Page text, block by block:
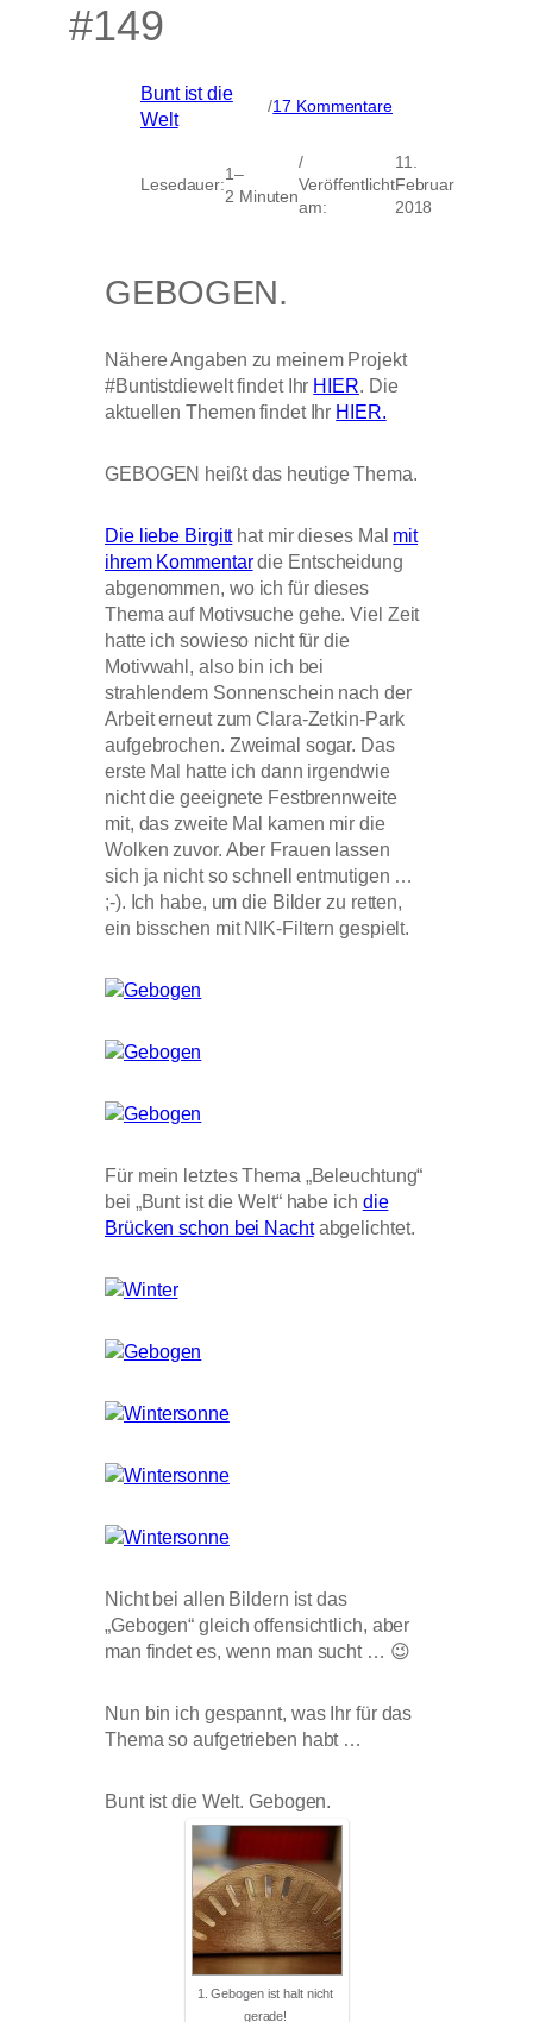
#149
Bunt ist die
Welt
/17 Kommentarezu
die
Welt
#149
Lesedauer:
1–
2 Minuten
/
Veröffentlicht
am:
11.
Februar
2018
GEBOGEN.
Nähere Angaben zu meinem Projekt
#Buntistdiewelt findet Ihr HIER. Die
aktuellen Themen findet Ihr HIER.
GEBOGEN heißt das heutige Thema.
Die liebe Birgitthat mir dieses Mal mit
ihrem Kommentardie Entscheidung
abgenommen, wo ich für dieses
Thema auf Motivsuche gehe. Viel Zeit
hatte ich sowieso nicht für die
Motivwahl, also bin ich bei
strahlendem Sonnenschein nach der
Arbeit erneut zum Clara-Zetkin-Park
aufgebrochen. Zweimal sogar. Das
erste Mal hatte ich dann irgendwie
nicht die geeignete Festbrennweite
mit, das zweite Mal kamen mir die
Wolken zuvor. Aber Frauen lassen
sich ja nicht so schnell entmutigen …
;-). Ich habe, um die Bilder zu retten,
ein bisschen mit NIK-Filtern gespielt.
Für mein letztes Thema „Beleuchtung“
bei „Bunt ist die Welt“ habe ich die
Brücken schon bei Nachtabgelichtet.
Nicht bei allen Bildern ist das
„Gebogen“ gleich offensichtlich, aber
man findet es, wenn man sucht … 😉
Nun bin ich gespannt, was Ihr für das
Thema so aufgetrieben habt …
Bunt ist die Welt. Gebogen.
1. Gebogen ist halt nicht
gerade!